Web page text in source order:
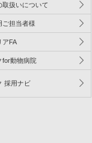
取扱いについて
ご担当者様
アFA
for動物病院
採用ナビ